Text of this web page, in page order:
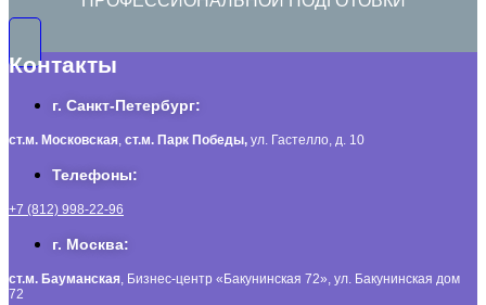
Контакты
г. Санкт-Петербург:
ст.м. Московская, ст.м. Парк Победы, ул. Гастелло, д. 10
Телефоны:
+7 (812) 998-22-96
г. Москва:
ст.м. Бауманская, Бизнес-центр «Бакунинская 72», ул. Бакунинская дом
72